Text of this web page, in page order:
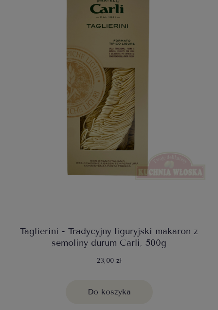
Taglierini - Tradycyjny liguryjski makaron z
semoliny durum Carli, 500g
23,00 zł
Do koszyka